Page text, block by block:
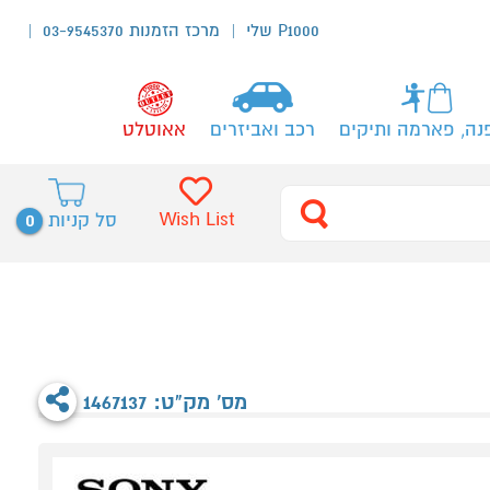
P1000 שלי מרכז הזמנות 03-9545370
פארמה ותיקים רכב ואביזרים אאוטלט
סל קניות 0 Wish List
מס' מק"ט: 1467137